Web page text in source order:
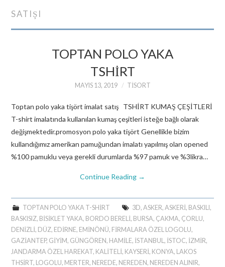
SATIŞI
TOPTAN POLO YAKA
TSHIRT
MAYIS 13, 2019 TISORT
Toptan polo yaka tişört imalat satış TSHİRT KUMAŞ ÇEŞİTLERİ
T-shirt imalatında kullanılan kumaş çeşitleri isteğe bağlı olarak
değişmektedir.promosyon polo yaka tişört Genellikle bizim
kullandığımız amerikan pamuğundan imalatı yapılmış olan opened
%100 pamuklu veya gerekli durumlarda %97 pamuk ve %3likra…
Continue Reading →
TOPTAN POLO YAKA T-SHIRT 3D, ASKER, ASKERİ, BASKILI,
BASKISIZ, BİSİKLET YAKA, BORDO BERELİ, BURSA, ÇAKMA, ÇORLU,
DENİZLİ, DÜZ, EDİRNE, EMINÖNÜ, FİRMALARA ÖZEL LOGOLU,
GAZİANTEP, GİYİM, GÜNGÖREN, HAMİLE, ISTANBUL, İSTOC, İZMIR,
JANDARMA ÖZEL HAREKAT, KALİTELİ, KAYSERİ, KONYA, LAKOS
THSIRT, LOGOLU, MERTER, NEREDE, NEREDEN, NEREDEN ALINIR,